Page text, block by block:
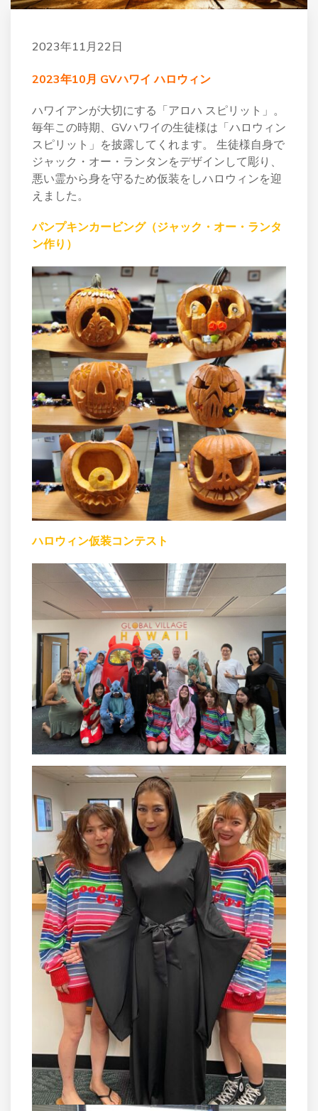
2023年11月22日
2023年10月 GVハワイ ハロウィン
ハワイアンが大切にする「アロハ スピリット」。
毎年この時期、GVハワイの生徒様は「ハロウィン
スピリット」を披露してくれます。 生徒様自身で
ジャック・オー・ランタンをデザインして彫り、
悪い霊から身を守るため仮装をしハロウィンを迎
えました。
パンプキンカービング（ジャック・オー・ランタ
ン作り）
ハロウィン仮装コンテスト